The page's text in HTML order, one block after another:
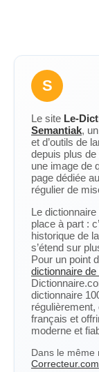
S
Le site Le-
Semantiak,
et d’outils de
depuis plus
une image de
page dédiée
régulier de
Le
place à part :
historique de
s’étend sur
Pour un point
dictionnaire de
dictionnaire
régulièrement,
français et
moderne et
Dans le même
Correcteur.com